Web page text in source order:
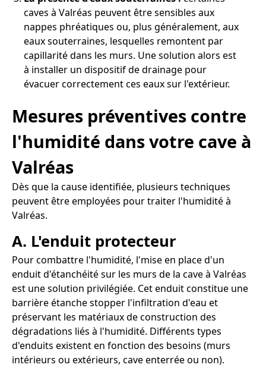
caves à Valréas peuvent être sensibles aux
nappes phréatiques ou, plus généralement, aux
eaux souterraines, lesquelles remontent par
capillarité dans les murs. Une solution alors est
à installer un dispositif de drainage pour
évacuer correctement ces eaux sur l'extérieur.
Mesures préventives contre
l'humidité dans votre cave à
Valréas
Dès que la cause identifiée, plusieurs techniques
peuvent être employées pour traiter l'humidité à
Valréas.
A. L'enduit protecteur
Pour combattre l'humidité, l'mise en place d'un
enduit d'étanchéité sur les murs de la cave à Valréas
est une solution privilégiée. Cet enduit constitue une
barrière étanche stopper l'infiltration d'eau et
préservant les matériaux de construction des
dégradations liés à l'humidité. Différents types
d'enduits existent en fonction des besoins (murs
intérieurs ou extérieurs, cave enterrée ou non).